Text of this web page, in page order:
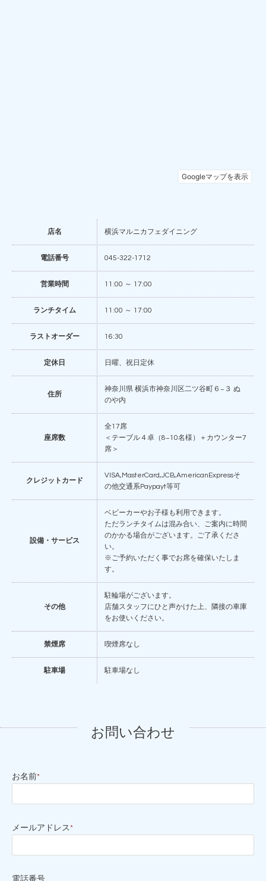
店名 横浜マルニカフェダイニング
電話番号 045-322-1712
営業時間 11:00 ～ 17:00
ランチタイム 11:00 ～ 17:00
ラストオーダー 16:30
定休日 日曜、祝日定休
住所
神奈川県 横浜市神奈川区二ツ谷町６−３ ぬ
のや内
座席数
全17席
＜テーブル４卓（8−10名様）＋カウンター7
席＞
クレジットカード
VISA,MasterCard,JCB,AmericanExpressそ
の他交通系Paypayt等可
設備・サービス
ベビーカーやお子様も利用できます。
ただランチタイムは混み合い、ご案内に時間
のかかる場合がございます。ご了承くださ
い。
※ご予約いただく事でお席を確保いたしま
す。
その他
駐輪場がございます。
店舗スタッフにひと声かけた上、隣接の車庫
をお使いください。
禁煙席 喫煙席なし
駐車場 駐車場なし
お問い合わせ
お名前*
メールアドレス*